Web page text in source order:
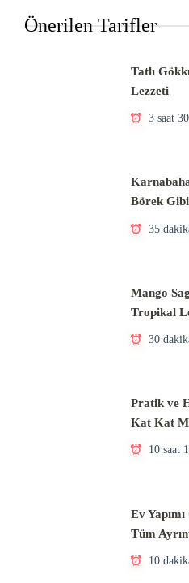
Önerilen Tarifler
Tatlı
Lezzeti
3 saat
Börek
35
Mango
Tropikal
30
Pratik ve
Kat Kat
10 saat
Ev
Tüm
10